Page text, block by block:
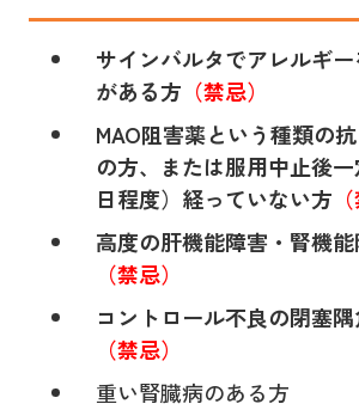
サインバルタでアレルギ
がある方 （禁忌）
MAO阻害薬という種類の
の方、または服用中止後
日程度）経っていない方
高度の肝機能障害・腎機
（禁忌）
コントロール不良の閉塞
（禁忌）
重い腎臓病のある方